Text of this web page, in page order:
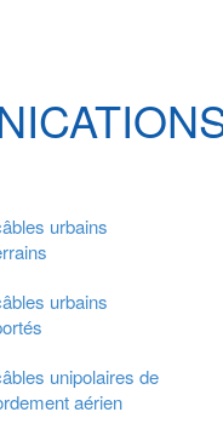
urbains
urbains
unipolaires de
aérien